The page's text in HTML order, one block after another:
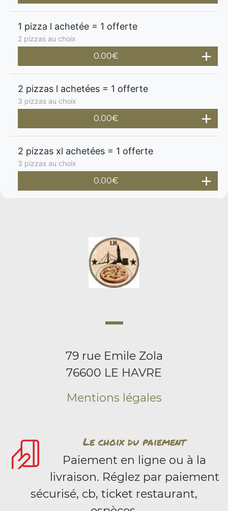
1 pizza l achetée = 1 offerte
2 pizzas au choix
0.00€
2 pizzas l achetées = 1 offerte
3 pizzas au choix
0.00€
2 pizzas xl achetées = 1 offerte
3 pizzas au choix
0.00€
79 rue Emile Zola
76600 LE HAVRE
Mentions légales
Le choix du paiement
Paiement en ligne ou à la
livraison. Réglez par paiement
sécurisé, cb, ticket restaurant,